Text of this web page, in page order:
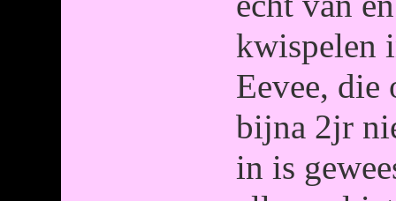
kwispelen
Eevee,
bijna 2jr
in is